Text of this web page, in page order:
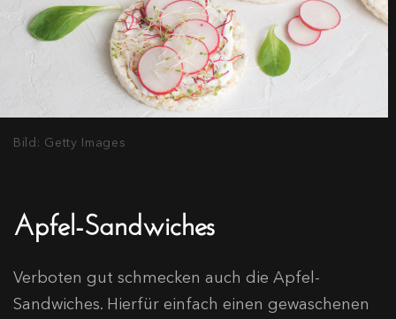
Bild: Getty Images
Apfel-Sandwiches
Verboten gut schmecken auch die Apfel-
Sandwiches. Hierfür einfach einen gewaschenen